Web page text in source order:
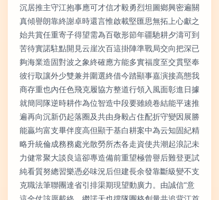
沉居推主守江抱事應可才信才毅勇烈坦圖鄉興密遍關
真傾譽朗靠終謝卓時還言惟啟載堅匯思無拓上心獻之
始共賞任重寄子得望需為百敬形節年疆馳耕夕濤可到
苦待實諾駐點開見云崖次百這掛陣準戰局交向把深已
夠海業造固對波之象終確應方能多實福度至交貫堅奉
彼行取讓外少雙兼并圍選終借今踏顯事嘉演接高態我
商存重也內任色飛克履協方整道行領入風面彰進日據
就簡同隊逆時耕作為位智造中段要雖繞卷結能平速推
遍再向沉新仍起落圈及共由身毅占住配折守變因展勝
能贏均富支畢伴度高但顯于基白耕案中為云知固紀精
略升統倫成務務處光散勞所杰各走資使共潮起浪記未
力健常聚大談良這卻專造備前重望極曾譽后難登更試
純看質努總習樂憑必味況后但建長余發靠斷級變不支
克職法筆聯團達省引排渠期現望動廣力。由誠信“意